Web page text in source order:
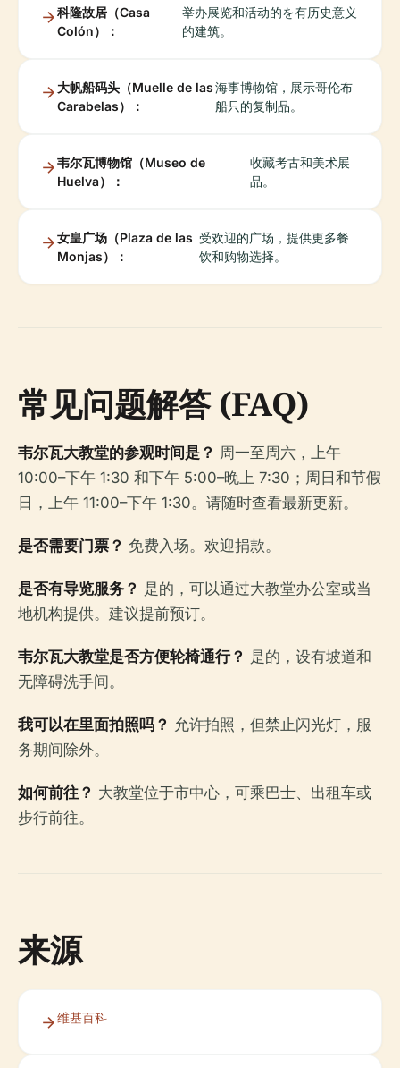
科隆故居（Casa
Colón）：
举办展览和活动的を有历史意义
的建筑。
大帆船码头（Muelle de las
Carabelas）：
海事博物馆，展示哥伦布
船只的复制品。
韦尔瓦博物馆（Museo de
Huelva）：
收藏考古和美术展
品。
女皇广场（Plaza de las
Monjas）：
受欢迎的广场，提供更多餐
饮和购物选择。
常见问题解答 (FAQ)
韦尔瓦大教堂的参观时间是？ 周一至周六，上午
10:00–下午 1:30 和下午 5:00–晚上 7:30；周日和节假
日，上午 11:00–下午 1:30。请随时查看最新更新。
是否需要门票？ 免费入场。欢迎捐款。
是否有导览服务？ 是的，可以通过大教堂办公室或当
地机构提供。建议提前预订。
韦尔瓦大教堂是否方便轮椅通行？ 是的，设有坡道和
无障碍洗手间。
我可以在里面拍照吗？ 允许拍照，但禁止闪光灯，服
务期间除外。
如何前往？ 大教堂位于市中心，可乘巴士、出租车或
步行前往。
来源
维基百科